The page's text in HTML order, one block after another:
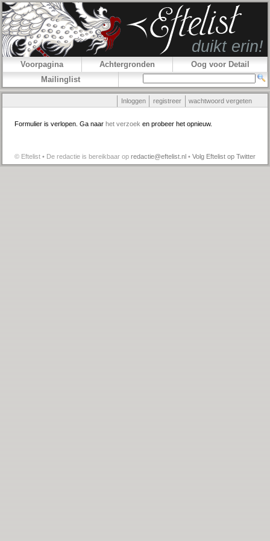
Voorpagina Achtergronden
Oog voor Detail
Mailinglist
Inloggen registreer wachtwoord vergeten
Formulier is verlopen. Ga naar het verzoek en probeer het opnieuw.
© Eftelist • De redactie is bereikbaar op redactie@eftelist.nl • Volg Eftelist op Twitter